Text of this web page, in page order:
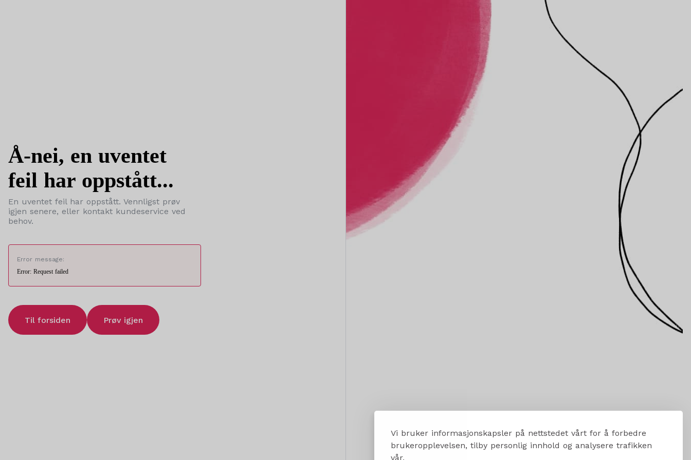
Vi bruker informasjonskapsler på nettstedet vårt for å forbedre
brukeropplevelsen, tilby personlig innhold og analysere trafikken
vår.
Å-nei, en uventet
feil har oppstått...
En uventet feil har oppstått. Vennligst prøv
igjen senere, eller kontakt kundeservice ved
behov.
Error message:
Error: Request failed
Til forsiden Prøv igjen